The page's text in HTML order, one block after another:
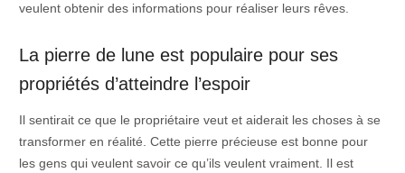
veulent obtenir des informations pour réaliser leurs rêves.
La pierre de lune est populaire pour ses
propriétés d’atteindre l’espoir
Il sentirait ce que le propriétaire veut et aiderait les choses à se
transformer en réalité. Cette pierre précieuse est bonne pour
les gens qui veulent savoir ce qu’ils veulent vraiment. Il est